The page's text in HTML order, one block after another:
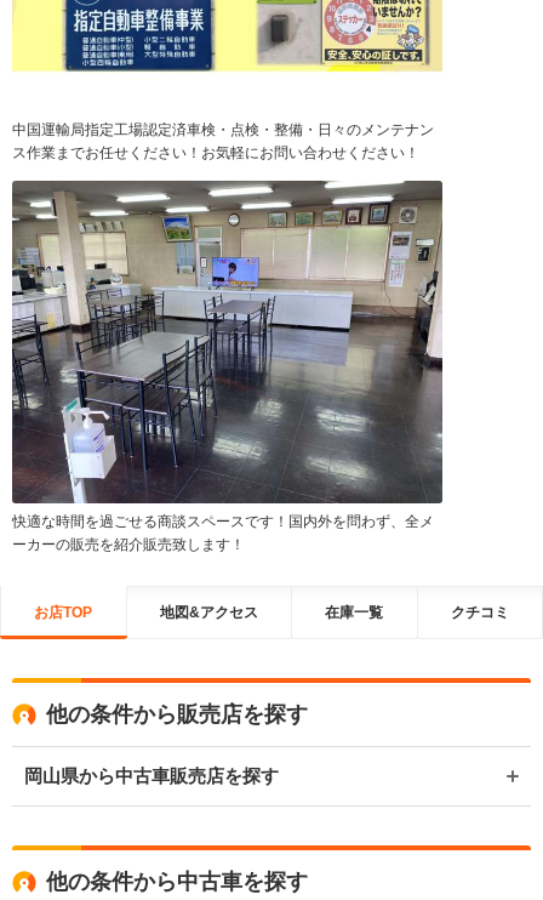
中国運輸局指定工場認定済車検・点検・整備・日々のメンテナン
ス作業までお任せください！お気軽にお問い合わせください！
快適な時間を過ごせる商談スペースです！国内外を問わず、全メ
ーカーの販売を紹介販売致します！
お店TOP 地図&アクセス 在庫一覧 クチコミ
他の条件から販売店を探す
岡山県から中古車販売店を探す
他の条件から中古車を探す